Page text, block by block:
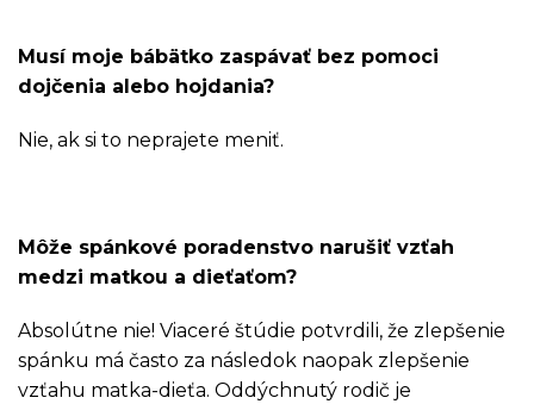
Musí moje bábätko zaspávať bez pomoci
dojčenia alebo hojdania?
Nie, ak si to neprajete meniť.
Môže spánkové poradenstvo narušiť vzťah
medzi matkou a dieťaťom?
Absolútne nie! Viaceré štúdie potvrdili, že zlepšenie
spánku má často za následok naopak zlepšenie
vzťahu matka-dieťa. Oddýchnutý rodič je